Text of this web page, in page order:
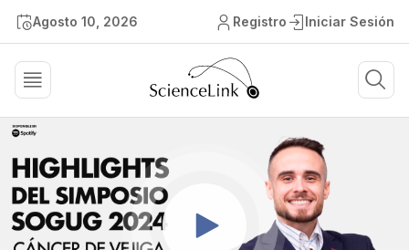
Agosto 10, 2026 Registro Iniciar Sesión